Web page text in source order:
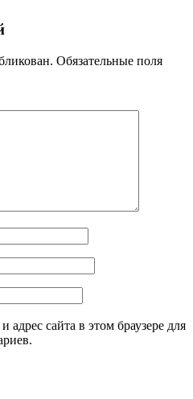
Обязательные поля
адрес сайта в этом браузере для